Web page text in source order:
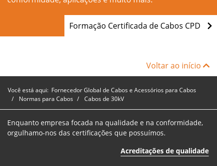
Formação Certificada de Cabos CPD
Voltar ao início
Você está aqui: Fornecedor Global de Cabos e Acessórios para Cabos
Normas para Cabos
Cabos de 30kV
Enquanto empresa focada na qualidade e na conformidade,
orgulhamo-nos das certificações que possuímos.
Acreditações de qualidade